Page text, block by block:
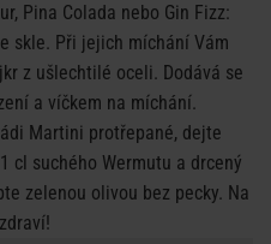
Pina Colada nebo Gin Fizz:
skle. Při jejich míchání Vám
z ušlechtilé oceli. Dodává se
a víčkem na míchání.
Martini protřepané, dejte
cl suchého Wermutu a drcený
zelenou olivou bez pecky. Na